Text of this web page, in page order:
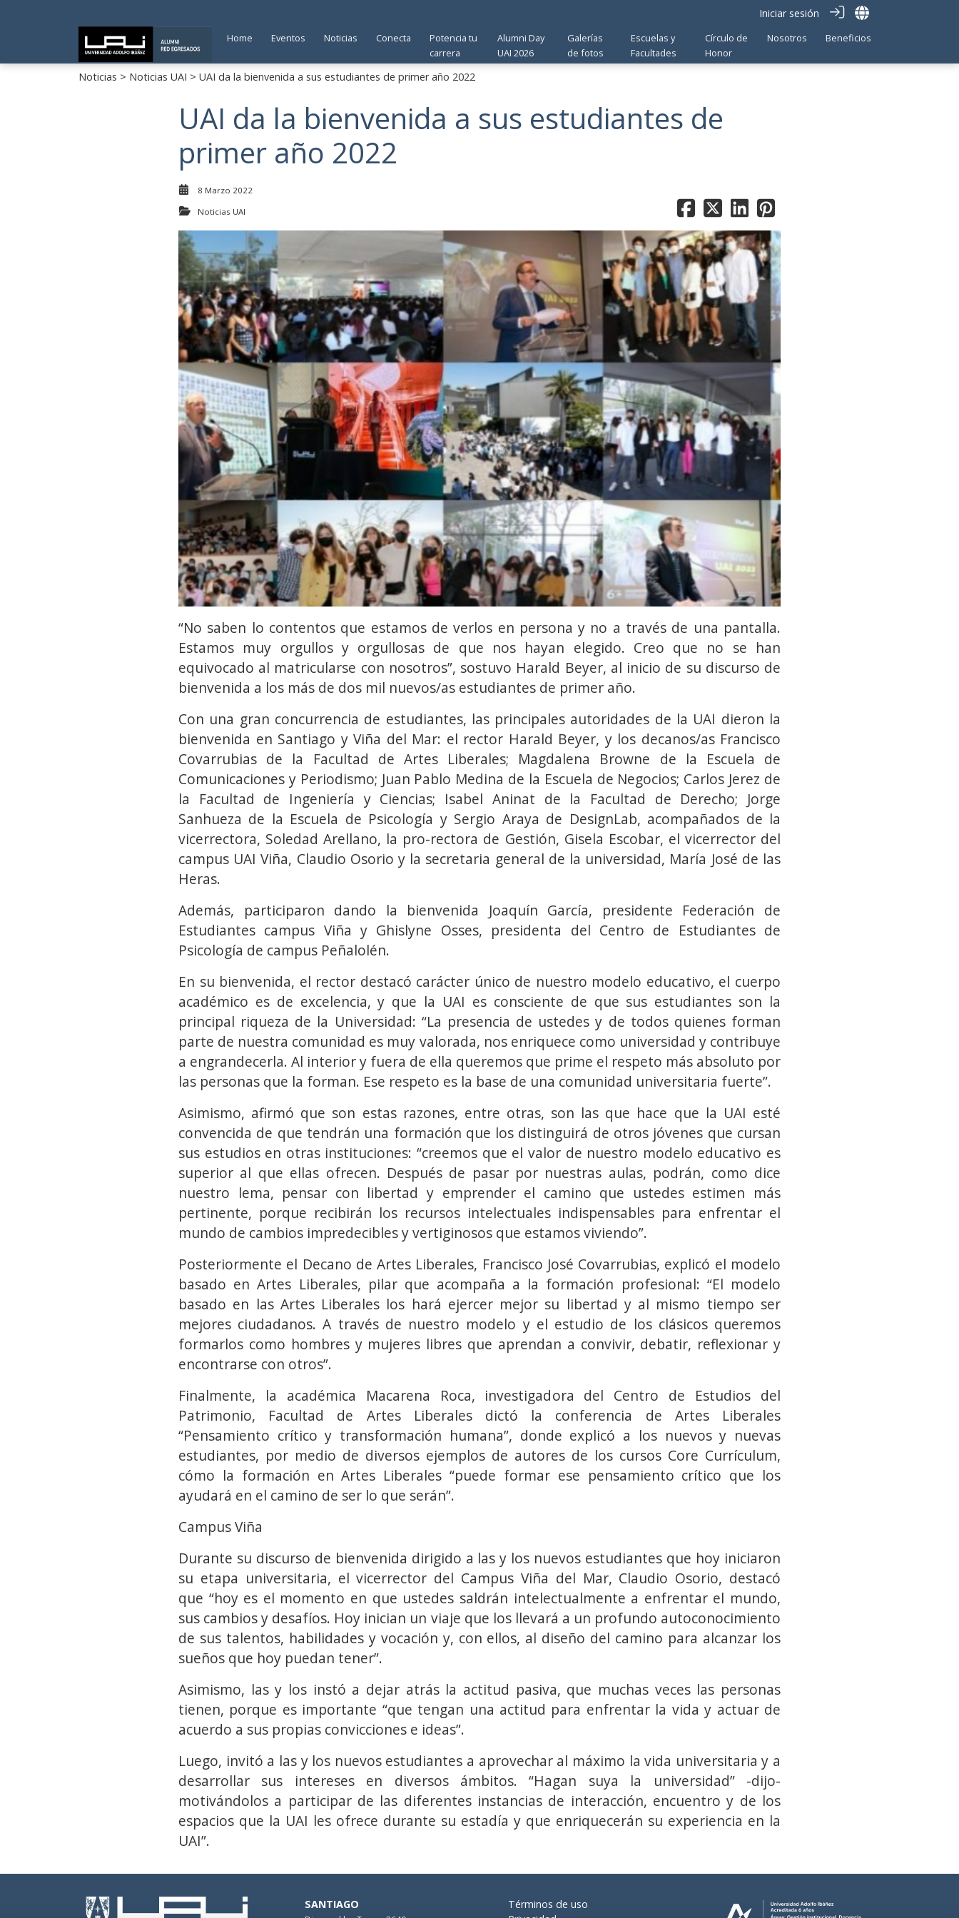
Iniciar sesión
Home Eventos Noticias Conecta
Potencia tu
carrera
Alumni Day
UAI 2026
Galerías
de fotos
Escuelas y
Facultades
Círculo de
Honor
Nosotros Beneficios
Noticias > Noticias UAI > UAI da la bienvenida a sus estudiantes de primer año 2022
UAI da la bienvenida a sus estudiantes de
primer año 2022
8 Marzo 2022
Noticias UAI
“No saben lo contentos que estamos de verlos en persona y no a través de una pantalla.
Estamos muy orgullos y orgullosas de que nos hayan elegido. Creo que no se han
equivocado al matricularse con nosotros”, sostuvo Harald Beyer, al inicio de su discurso de
bienvenida a los más de dos mil nuevos/as estudiantes de primer año.
Con una gran concurrencia de estudiantes, las principales autoridades de la UAI dieron la
bienvenida en Santiago y Viña del Mar: el rector Harald Beyer, y los decanos/as Francisco
Covarrubias de la Facultad de Artes Liberales; Magdalena Browne de la Escuela de
Comunicaciones y Periodismo; Juan Pablo Medina de la Escuela de Negocios; Carlos Jerez de
la Facultad de Ingeniería y Ciencias; Isabel Aninat de la Facultad de Derecho; Jorge
Sanhueza de la Escuela de Psicología y Sergio Araya de DesignLab, acompañados de la
vicerrectora, Soledad Arellano, la pro-rectora de Gestión, Gisela Escobar, el vicerrector del
campus UAI Viña, Claudio Osorio y la secretaria general de la universidad, María José de las
Heras.
Además, participaron dando la bienvenida Joaquín García, presidente Federación de
Estudiantes campus Viña y Ghislyne Osses, presidenta del Centro de Estudiantes de
Psicología de campus Peñalolén.
En su bienvenida, el rector destacó carácter único de nuestro modelo educativo, el cuerpo
académico es de excelencia, y que la UAI es consciente de que sus estudiantes son la
principal riqueza de la Universidad: “La presencia de ustedes y de todos quienes forman
parte de nuestra comunidad es muy valorada, nos enriquece como universidad y contribuye
a engrandecerla. Al interior y fuera de ella queremos que prime el respeto más absoluto por
las personas que la forman. Ese respeto es la base de una comunidad universitaria fuerte”.
Asimismo, afirmó que son estas razones, entre otras, son las que hace que la UAI esté
convencida de que tendrán una formación que los distinguirá de otros jóvenes que cursan
sus estudios en otras instituciones: “creemos que el valor de nuestro modelo educativo es
superior al que ellas ofrecen. Después de pasar por nuestras aulas, podrán, como dice
nuestro lema, pensar con libertad y emprender el camino que ustedes estimen más
pertinente, porque recibirán los recursos intelectuales indispensables para enfrentar el
mundo de cambios impredecibles y vertiginosos que estamos viviendo”.
Posteriormente el Decano de Artes Liberales, Francisco José Covarrubias, explicó el modelo
basado en Artes Liberales, pilar que acompaña a la formación profesional: “El modelo
basado en las Artes Liberales los hará ejercer mejor su libertad y al mismo tiempo ser
mejores ciudadanos. A través de nuestro modelo y el estudio de los clásicos queremos
formarlos como hombres y mujeres libres que aprendan a convivir, debatir, reflexionar y
encontrarse con otros”.
Finalmente, la académica Macarena Roca, investigadora del Centro de Estudios del
Patrimonio, Facultad de Artes Liberales dictó la conferencia de Artes Liberales
“Pensamiento crítico y transformación humana”, donde explicó a los nuevos y nuevas
estudiantes, por medio de diversos ejemplos de autores de los cursos Core Currículum,
cómo la formación en Artes Liberales “puede formar ese pensamiento crítico que los
ayudará en el camino de ser lo que serán”.
Campus Viña
Durante su discurso de bienvenida dirigido a las y los nuevos estudiantes que hoy iniciaron
su etapa universitaria, el vicerrector del Campus Viña del Mar, Claudio Osorio, destacó
que “hoy es el momento en que ustedes saldrán intelectualmente a enfrentar el mundo,
sus cambios y desafíos. Hoy inician un viaje que los llevará a un profundo autoconocimiento
de sus talentos, habilidades y vocación y, con ellos, al diseño del camino para alcanzar los
sueños que hoy puedan tener”.
Asimismo, las y los instó a dejar atrás la actitud pasiva, que muchas veces las personas
tienen, porque es importante “que tengan una actitud para enfrentar la vida y actuar de
acuerdo a sus propias convicciones e ideas”.
Luego, invitó a las y los nuevos estudiantes a aprovechar al máximo la vida universitaria y a
desarrollar sus intereses en diversos ámbitos. “Hagan suya la universidad” -dijo-
motivándolos a participar de las diferentes instancias de interacción, encuentro y de los
espacios que la UAI les ofrece durante su estadía y que enriquecerán su experiencia en la
UAI”.
SANTIAGO
Términos de uso